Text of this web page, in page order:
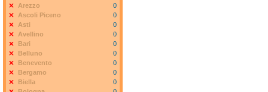
Arezzo
0
Ascoli Piceno
0
Asti
0
Avellino
0
Bari
0
Belluno
0
Benevento
0
Bergamo
0
Biella
0